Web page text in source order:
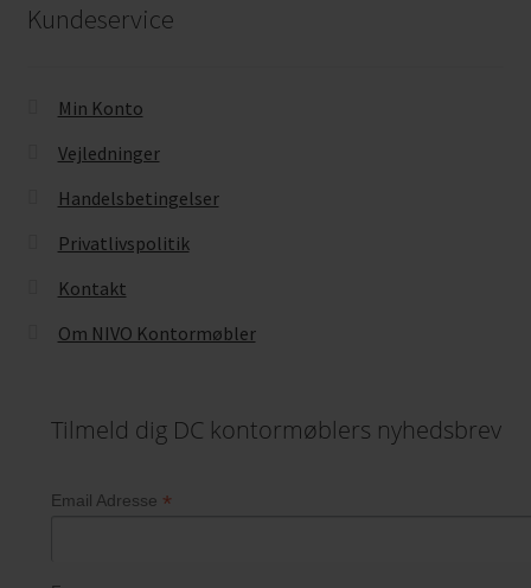
Kundeservice
Min Konto
Vejledninger
Handelsbetingelser
Privatlivspolitik
Kontakt
Om NIVO Kontormøbler
Tilmeld dig DC kontormøblers nyhedsbrev
Email Adresse *